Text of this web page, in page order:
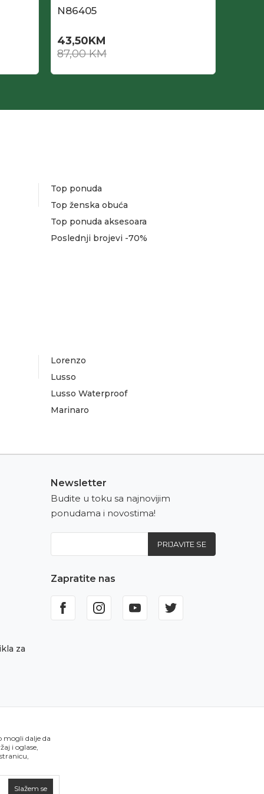
N86405
43,50KM
87,00KM
Top ponuda
Top ženska obuća
Top ponuda aksesoara
Poslednji brojevi -70%
Lorenzo
Lusso
Lusso Waterproof
Marinaro
za
Newsletter
Budite u toku sa najnovijim
ponudama i novostima!
PRIJAVITE SE
Zapratite nas
mogli dalje da
i oglase,
Slažem se